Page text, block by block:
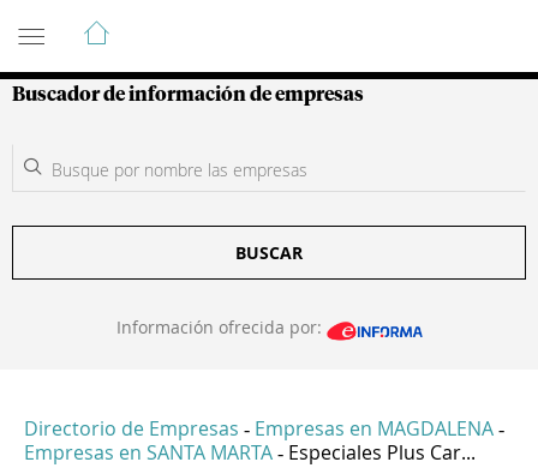
Guía de Empresas Colombianas
Buscador de información de empresas
BUSCAR
Información ofrecida por:
Directorio de Empresas - Empresas en MAGDALENA -
Empresas en SANTA MARTA - Especiales Plus Car...